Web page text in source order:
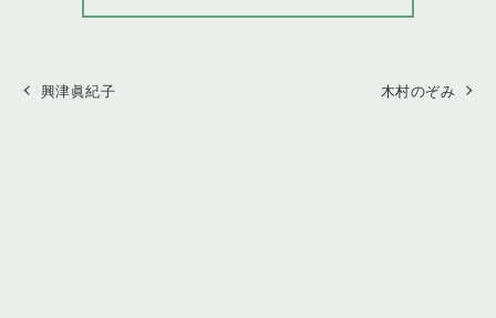
興津眞紀子 木村のぞみ